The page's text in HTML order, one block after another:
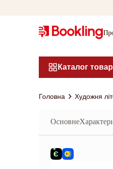
Каталог
Головна Художня
Основне